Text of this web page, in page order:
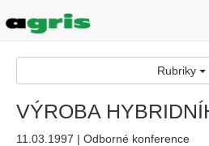
Rubriky
VÝROBA
11.03.1997 | Odborné konference